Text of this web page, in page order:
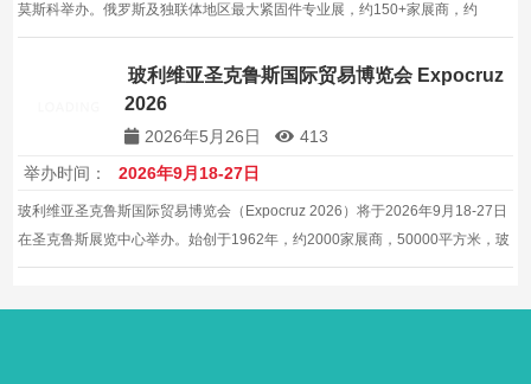
莫斯科举办。俄罗斯及独联体地区最大紧固件专业展，约150+家展商，约
15000平方米。
玻利维亚圣克鲁斯国际贸易博览会 Expocruz
2026
2026年5月26日
413
举办时间：
2026年9月18-27日
玻利维亚圣克鲁斯国际贸易博览会（Expocruz 2026）将于2026年9月18-27日
在圣克鲁斯展览中心举办。始创于1962年，约2000家展商，50000平方米，玻
利维亚规模最大国际综合贸易博览会。